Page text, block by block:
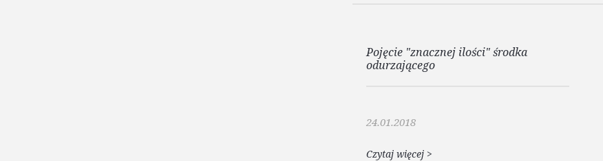
Pojęcie "znacznej ilości" środka
odurzającego
24.01.2018
Czytaj więcej >